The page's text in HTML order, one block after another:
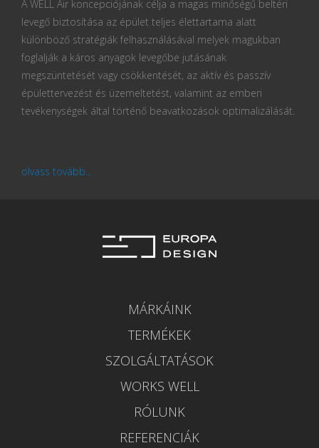
A WELL Air koncepciójának célja a magas minőségű beltéri
levegő biztosítása az épület teljes élettartama alatt
különböző stratégiák felhasználásával melyek magukban
foglalják a káros anyagok levegőbe jutásának
megszüntetését vagy csökkentését, az aktív és passzív
épülettervezést és üzemeltetést, valamint az emberi
tevékenységek által történő beavatkozások optimalizálását.
olvass tovább...
MÁRKÁINK
TERMÉKEK
SZOLGÁLTATÁSOK
WORKS WELL
RÓLUNK
REFERENCIÁK